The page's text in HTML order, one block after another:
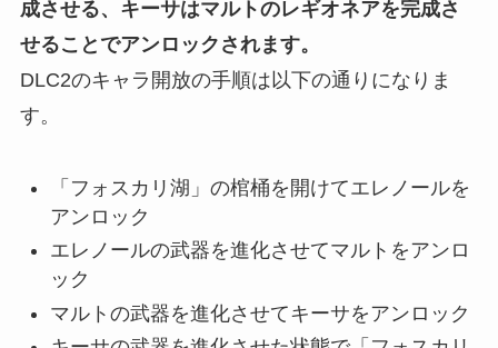
成させる、キーサはマルトのレギオネアを完成さ
せることでアンロックされます。
DLC2のキャラ開放の手順は以下の通りになりま
す。
「フォスカリ湖」の棺桶を開けてエレノールを
アンロック
エレノールの武器を進化させてマルトをアンロ
ック
マルトの武器を進化させてキーサをアンロック